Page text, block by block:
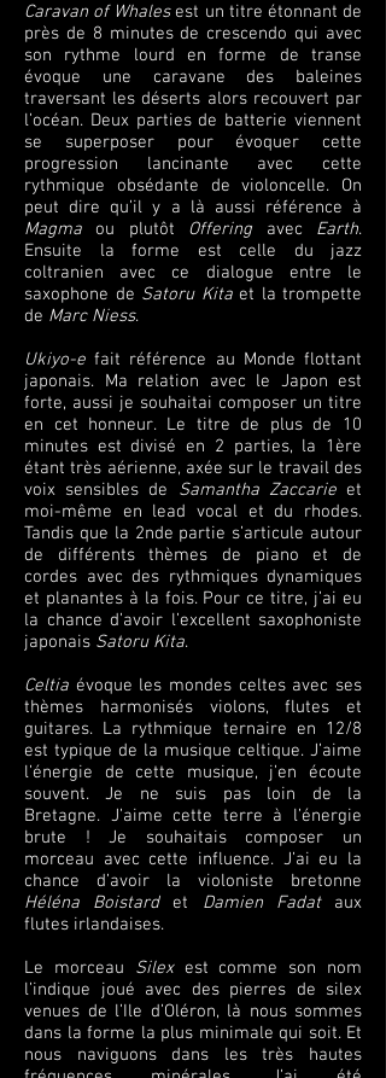
Caravan of Whalesest un titre étonnant de
près de 8 minutes de crescendo qui avec
son rythme lourd en forme de transe
évoque une caravane des baleines
traversant les déserts alors recouvert par
l’océan. Deux parties de batterie viennent
se superposer pour évoquer cette
progression lancinante avec cette
rythmique obsédante de violoncelle. On
peut dire qu’il y a là aussi référence à
Magma ou plutôt Offering avec Earth.
Ensuite la forme est celle du jazz
coltranien avec ce dialogue entre le
saxophone de Satoru Kitaet la trompette
de Marc Niess.
Ukiyo-e fait référence au Monde flottant
japonais. Ma relation avec le Japon est
forte, aussi je souhaitai composer un titre
en cet honneur. Le titre de plus de 10
minutes est divisé en 2 parties, la 1ère
étant très aérienne, axée sur le travail des
voix sensibles de Samantha Zaccarieet
moi-même en lead vocal et du rhodes.
Tandis que la 2nde partie s’articule autour
de différents thèmes de piano et de
cordes avec des rythmiques dynamiques
et planantes à la fois. Pour ce titre, j’ai eu
la chance d’avoir l’excellent saxophoniste
japonais Satoru Kita.
Celtia évoque les mondes celtes avec ses
thèmes harmonisés violons, flutes et
guitares. La rythmique ternaire en 12/8
est typique de la musique celtique. J’aime
l’énergie de cette musique, j’en écoute
souvent. Je ne suis pas loin de la
Bretagne. J’aime cette terre à l’énergie
brute ! Je souhaitais composer un
morceau avec cette influence. J’ai eu la
chance d’avoir la violoniste bretonne
Héléna Boistardet Damien Fadataux
flutes irlandaises.
Le morceau Silexest comme son nom
l’indique joué avec des pierres de silex
venues de l’Ile d’Oléron, là nous sommes
dans la forme la plus minimale qui soit. Et
nous naviguons dans les très hautes